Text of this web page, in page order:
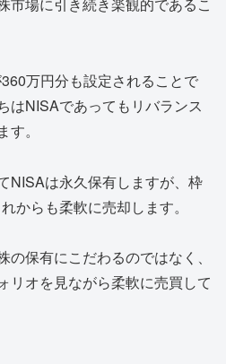
万円分も設定されることで
はNISAであってもリバランス
。
NISAは永久保有しますが、枠
からも柔軟に売却します。
保有にこだわるのではなく、
リオを見ながら柔軟に売買して